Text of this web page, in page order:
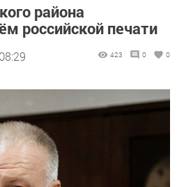
района
российской печати
423 0 0